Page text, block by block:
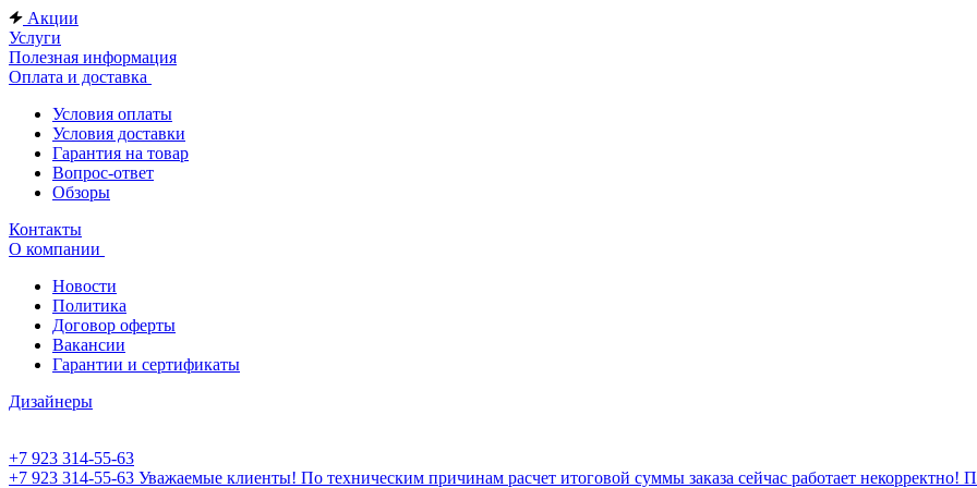
Акции
Услуги
Полезная информация
Оплата и доставка
Условия оплаты
Условия доставки
Гарантия на товар
Вопрос-ответ
Обзоры
Контакты
О компании
Новости
Политика
Договор оферты
Вакансии
Гарантии и сертификаты
Дизайнеры
+7 923 314-55-63
+7 923 314-55-63 Уважаемые клиенты! По техническим причинам расчет итоговой суммы заказа сейчас работает